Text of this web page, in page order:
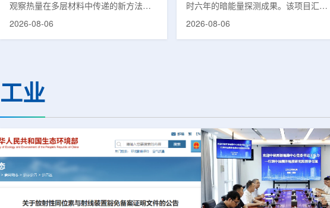
观察热量在多层材料中传递的新方法，
可用于精确测量计算机芯片等电子器件
多层结构时存在局限，例如常用的时域
热反射法难以区分不同材料层中的热传
题...
2026-08-06
时六年的暗能量探测成果。该项目汇总
形成18篇相关论文，基于2013年至2019
加速...
2026-08-06
工业